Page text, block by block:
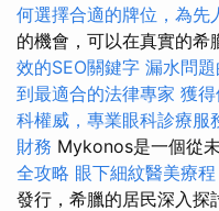
何選擇合適的牌位，為先
的機會，可以在真實的希
效的SEO關鍵字 漏水問
到最適合的法律專家 獲
科權威，專業眼科診療服
財務 Mykonos是一個從
全攻略 眼下細紋醫美療
發行，希臘的居民深入探